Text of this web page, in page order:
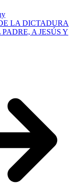
LA DICTADURA
A JESÚS Y